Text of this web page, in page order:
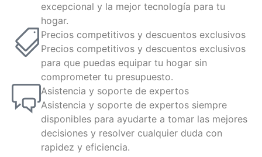
excepcional y la mejor tecnología para tu
hogar.
Precios competitivos y descuentos exclusivos
Precios competitivos y descuentos exclusivos
para que puedas equipar tu hogar sin
comprometer tu presupuesto.
Asistencia y soporte de expertos
Asistencia y soporte de expertos siempre
disponibles para ayudarte a tomar las mejores
decisiones y resolver cualquier duda con
rapidez y eficiencia.